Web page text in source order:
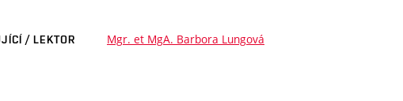
/ LEKTOR Mgr. et MgA. Barbora Lungová